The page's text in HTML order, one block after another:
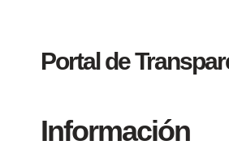
Portal de
Información